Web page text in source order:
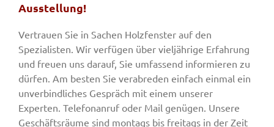
Ausstellung!
Vertrauen Sie in Sachen Holzfenster auf den
Spezialisten. Wir verfügen über vieljährige Erfahrung
und freuen uns darauf, Sie umfassend informieren zu
dürfen. Am besten Sie verabreden einfach einmal ein
unverbindliches Gespräch mit einem unserer
Experten. Telefonanruf oder Mail genügen. Unsere
Geschäftsräume sind montags bis freitags in der Zeit